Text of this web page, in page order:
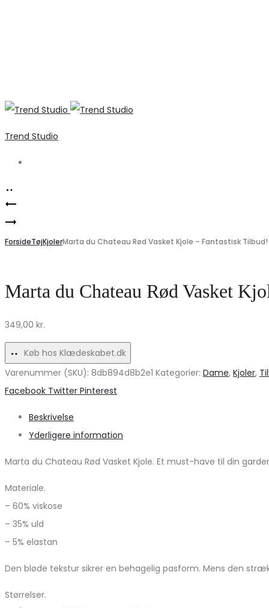
Trend Studio
Product
navigation
Skjorte
til
og
Hverdag!
VERO
MODA
til
Snehvid
på
udsalg!
ForsideTøjKjolerMarta du Chateau Rød Vasket Kjole – Fantastisk Tilbud!
Marta du Chateau Rød Vasket
349,00 kr.
Køb hos Klædeskabet.dk
Varenummer (SKU): 8db894d8b2e1 Kategorier: Dame, Kjoler,
Share
Facebook Twitter Pinterest
Beskrivelse
Yderligere information
Marta du Chateau Rød Vasket Kjole. Et must-have til din
Materiale.
– 60% viskose
– 35% uld
– 5% elastan
Den bløde tekstur sikrer en behagelig pasform. Mens den
Størrelser.